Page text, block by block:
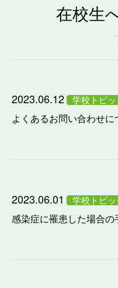
在校生
2023.06.12
学校トピッ
よくあるお問い合わせに
2023.06.01
学校トピッ
感染症に罹患した場合の